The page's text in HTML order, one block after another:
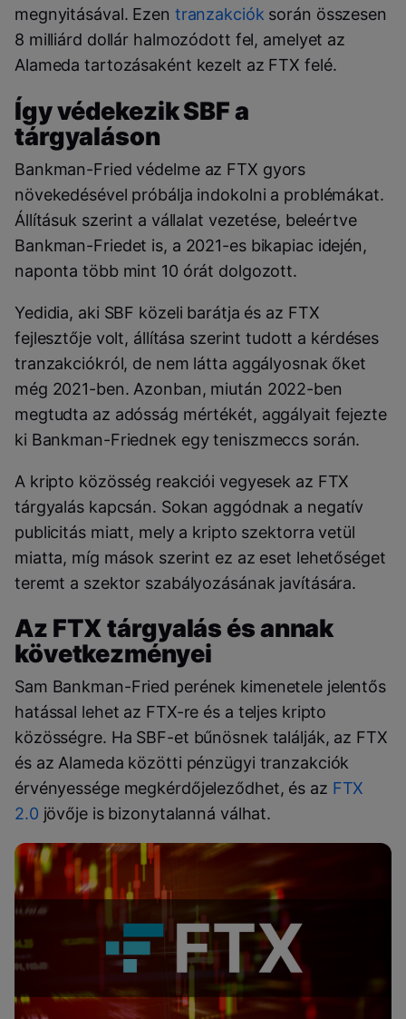
megnyitásával. Ezen tranzakciók során összesen
8 milliárd dollár halmozódott fel, amelyet az
Alameda tartozásaként kezelt az FTX felé​.
Így védekezik SBF a
tárgyaláson
Bankman-Fried védelme az FTX gyors
növekedésével próbálja indokolni a problémákat.
Állításuk szerint a vállalat vezetése, beleértve
Bankman-Friedet is, a 2021-es bikapiac idején,
naponta több mint 10 órát dolgozott.
Yedidia, aki SBF közeli barátja és az FTX
fejlesztője volt, állítása szerint tudott a kérdéses
tranzakciókról, de nem látta aggályosnak őket
még 2021-ben. Azonban, miután 2022-ben
megtudta az adósság mértékét, aggályait fejezte
ki Bankman-Friednek egy teniszmeccs során.
A kripto közösség reakciói vegyesek az FTX
tárgyalás kapcsán. Sokan aggódnak a negatív
publicitás miatt, mely a kripto szektorra vetül
miatta, míg mások szerint ez az eset lehetőséget
teremt a szektor szabályozásának javítására.
Az FTX tárgyalás és annak
következményei
Sam Bankman-Fried perének kimenetele jelentős
hatással lehet az FTX-re és a teljes kripto
közösségre. Ha SBF-et bűnösnek találják, az FTX
és az Alameda közötti pénzügyi tranzakciók
érvényessége megkérdőjeleződhet, és az FTX
2.0 jövője is bizonytalanná válhat.